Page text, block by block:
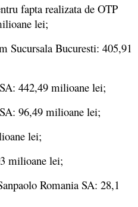
fapta realizata de OTP
lei;
Sucursala Bucuresti: 405,91
442,49 milioane lei;
96,49 milioane lei;
lei;
milioane lei;
Romania SA: 28,1